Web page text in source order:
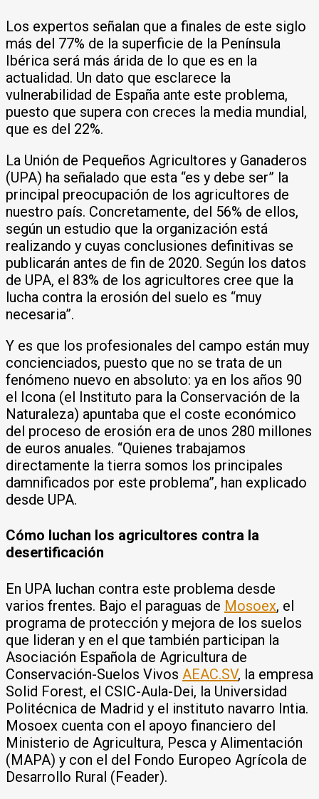
Los expertos señalan que a finales de este siglo
más del 77% de la superficie de la Península
Ibérica será más árida de lo que es en la
actualidad. Un dato que esclarece la
vulnerabilidad de España ante este problema,
puesto que supera con creces la media mundial,
que es del 22%.
La Unión de Pequeños Agricultores y Ganaderos
(UPA) ha señalado que esta “es y debe ser” la
principal preocupación de los agricultores de
nuestro país. Concretamente, del 56% de ellos,
según un estudio que la organización está
realizando y cuyas conclusiones definitivas se
publicarán antes de fin de 2020. Según los datos
de UPA, el 83% de los agricultores cree que la
lucha contra la erosión del suelo es “muy
necesaria”.
Y es que los profesionales del campo están muy
concienciados, puesto que no se trata de un
fenómeno nuevo en absoluto: ya en los años 90
el Icona (el Instituto para la Conservación de la
Naturaleza) apuntaba que el coste económico
del proceso de erosión era de unos 280 millones
de euros anuales. “Quienes trabajamos
directamente la tierra somos los principales
damnificados por este problema”, han explicado
desde UPA.
Cómo luchan los agricultores contra la
desertificación
En UPA luchan contra este problema desde
varios frentes. Bajo el paraguas de Mosoex, el
programa de protección y mejora de los suelos
que lideran y en el que también participan la
Asociación Española de Agricultura de
Conservación-Suelos Vivos AEAC.SV, la empresa
Solid Forest, el CSIC-Aula-Dei, la Universidad
Politécnica de Madrid y el instituto navarro Intia.
Mosoex cuenta con el apoyo financiero del
Ministerio de Agricultura, Pesca y Alimentación
(MAPA) y con el del Fondo Europeo Agrícola de
Desarrollo Rural (Feader).